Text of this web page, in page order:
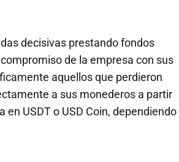
decisivas prestando fondos
de la empresa con sus
aquellos que perdieron
a sus monederos a partir
USDT o USD Coin, dependiendo